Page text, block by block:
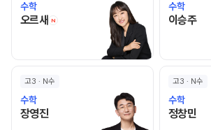
수학
오르새 N 오르새 선생님 홈 바로가기
수학
이승주이
고3 · N수
수학
장영진장영진 선생님 홈 바로가기
고3 · N수
수학
정창민